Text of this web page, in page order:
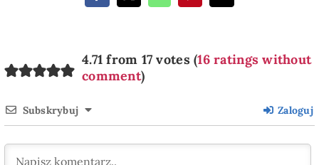
4.71 from 17 votes (16 ratings without
comment)
Subskrybuj Zaloguj